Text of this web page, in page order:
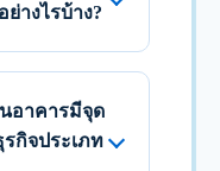
างไรบ้าง?
อาคารมีจุด
รกิจประเภท